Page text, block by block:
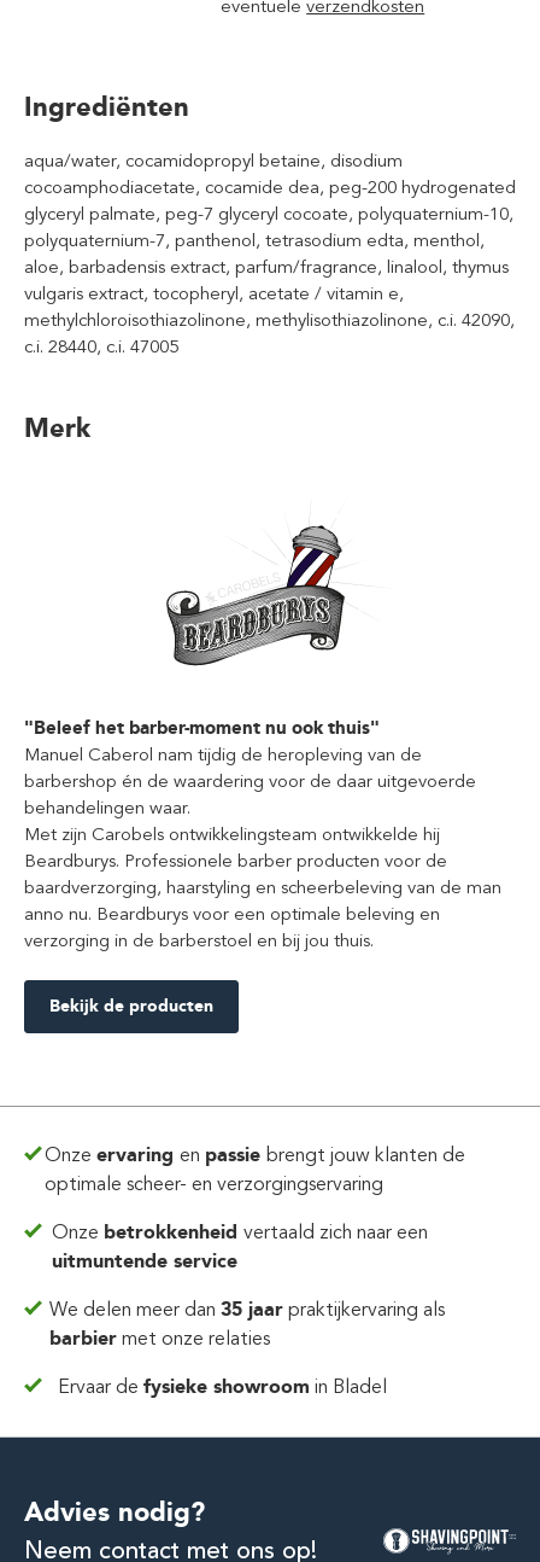
eventueleverzendkosten
Ingrediënten
aqua/water, cocamidopropyl betaine, disodium
cocoamphodiacetate, cocamide dea, peg-200 hydrogenated
glyceryl palmate, peg-7 glyceryl cocoate, polyquaternium-10,
polyquaternium-7, panthenol, tetrasodium edta, menthol,
aloe, barbadensis extract, parfum/fragrance, linalool, thymus
vulgaris extract, tocopheryl, acetate / vitamin e,
methylchloroisothiazolinone, methylisothiazolinone, c.i. 42090,
c.i. 28440, c.i. 47005
Merk
"Beleef het barber-moment nu ook thuis"
Manuel Caberol nam tijdig de heropleving van de
barbershop én de waardering voor de daar uitgevoerde
behandelingen waar.
Met zijn Carobels ontwikkelingsteam ontwikkelde hij
Beardburys. Professionele barber producten voor de
baardverzorging, haarstyling en scheerbeleving van de man
anno nu. Beardburys voor een optimale beleving en
verzorging in de barberstoel en bij jou thuis.
Bekijk de producten
Onzeervaringen passie brengt jouw klanten de
optimale scheer- en verzorgingservaring
Onze betrokkenheid vertaald zich naar een
uitmuntende service
We delen meer dan 35 jaar praktijkervaring als
barbier met onze relaties
Ervaar de fysieke showroom in Bladel
Advies nodig?
Neem contact met ons op!